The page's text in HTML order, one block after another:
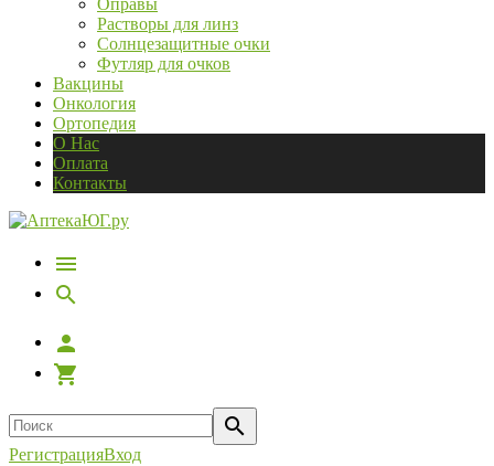
Оправы
Растворы для линз
Солнцезащитные очки
Футляр для очков
Вакцины
Онкология
Ортопедия
О Нас
Оплата
Контакты
РегистрацияВход